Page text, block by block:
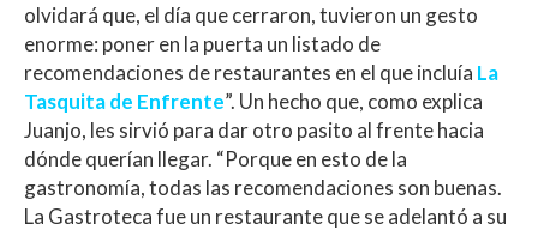
olvidará que, el día que cerraron, tuvieron un gesto
enorme: poner en la puerta un listado de
recomendaciones de restaurantes en el que incluía La
Tasquita de Enfrente”. Un hecho que, como explica
Juanjo, les sirvió para dar otro pasito al frente hacia
dónde querían llegar. “Porque en esto de la
gastronomía, todas las recomendaciones son buenas.
La Gastroteca fue un restaurante que se adelantó a su